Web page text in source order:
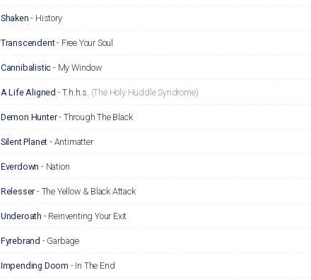
Shaken - History
Transcendent- Free Your Soul
Cannibalistic - My Window
A Life Aligned -T.h.h.s. (The Holy Huddle Syndrome)
Demon Hunter- Through The Black
Silent Planet - Antimatter
Everdown - Nation
Relesser - The Yellow & Black Attack
Underoath - Reinventing Your Exit
Fyrebrand - Garbage
Impending Doom - In The End